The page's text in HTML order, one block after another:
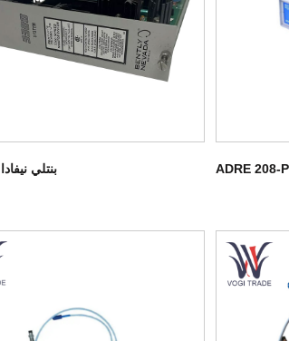
بنتلي نيفادا 3300/